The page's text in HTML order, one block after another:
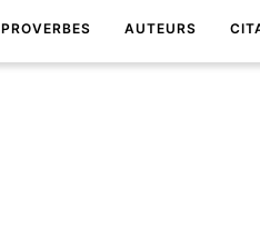
PROVERBES AUTEURS